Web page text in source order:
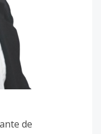
de